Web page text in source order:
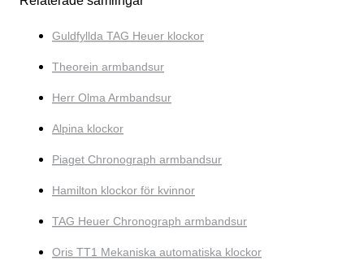
Guldfyllda TAG Heuer klockor
Theorein armbandsur
Herr Olma Armbandsur
Alpina klockor
Piaget Chronograph armbandsur
Hamilton klockor för kvinnor
TAG Heuer Chronograph armbandsur
Oris TT1 Mekaniska automatiska klockor